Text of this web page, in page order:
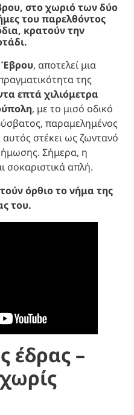
στο χωριό των δύο
του παρελθόντος
κρατούν την
Έβρου, αποτελεί μια
της
επτά χιλιόμετρα
, με το μισό οδικό
παραμελημένος
στέκει ως ζωντανό
Σήμερα, η
σοκαριστικά απλή.
όρθιο το νήμα της
του.
έδρας –